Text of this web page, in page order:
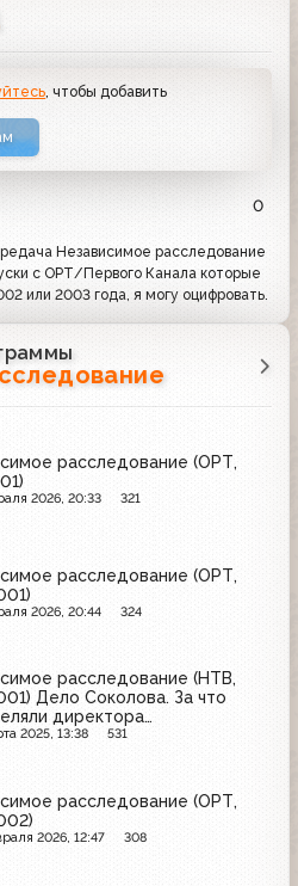
, чтобы добавить
0
Независимое расследование
с ОРТ/Первого Канала которые
или 2003 года, я могу оцифровать.
расследование (ОРТ,
2026, 20:33 321
расследование (ОРТ,
2026, 20:44 324
расследование (НТВ,
Дело Соколова. За что
директора
2025, 13:38 531
расследование (ОРТ,
2026, 12:47 308